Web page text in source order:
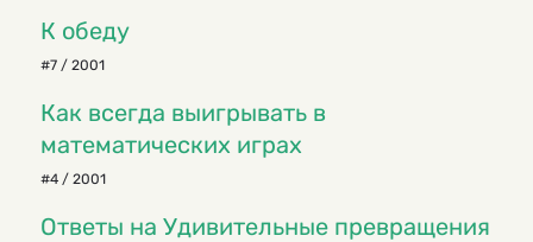
К обеду
#7 / 2001
Как всегда выигрывать в
математических играх
#4 / 2001
Ответы на Удивительные превращения